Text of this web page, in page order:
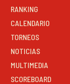
RANKING
CALENDARIO
TORNEOS
NOTICIAS
MULTIMEDIA
SCOREBOARD